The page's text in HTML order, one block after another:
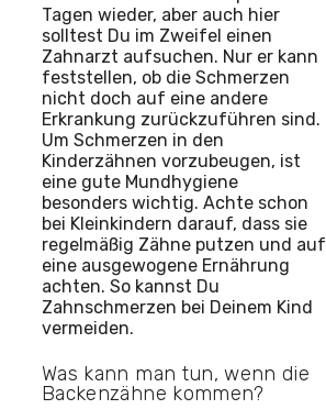
Tagen wieder, aber auch hier
solltest Du im Zweifel einen
Zahnarzt aufsuchen. Nur er kann
feststellen, ob die Schmerzen
nicht doch auf eine andere
Erkrankung zurückzuführen sind.
Um Schmerzen in den
Kinderzähnen vorzubeugen, ist
eine gute Mundhygiene
besonders wichtig. Achte schon
bei Kleinkindern darauf, dass sie
regelmäßig Zähne putzen und auf
eine ausgewogene Ernährung
achten. So kannst Du
Zahnschmerzen bei Deinem Kind
vermeiden.
Was kann man tun, wenn die
Backenzähne kommen?